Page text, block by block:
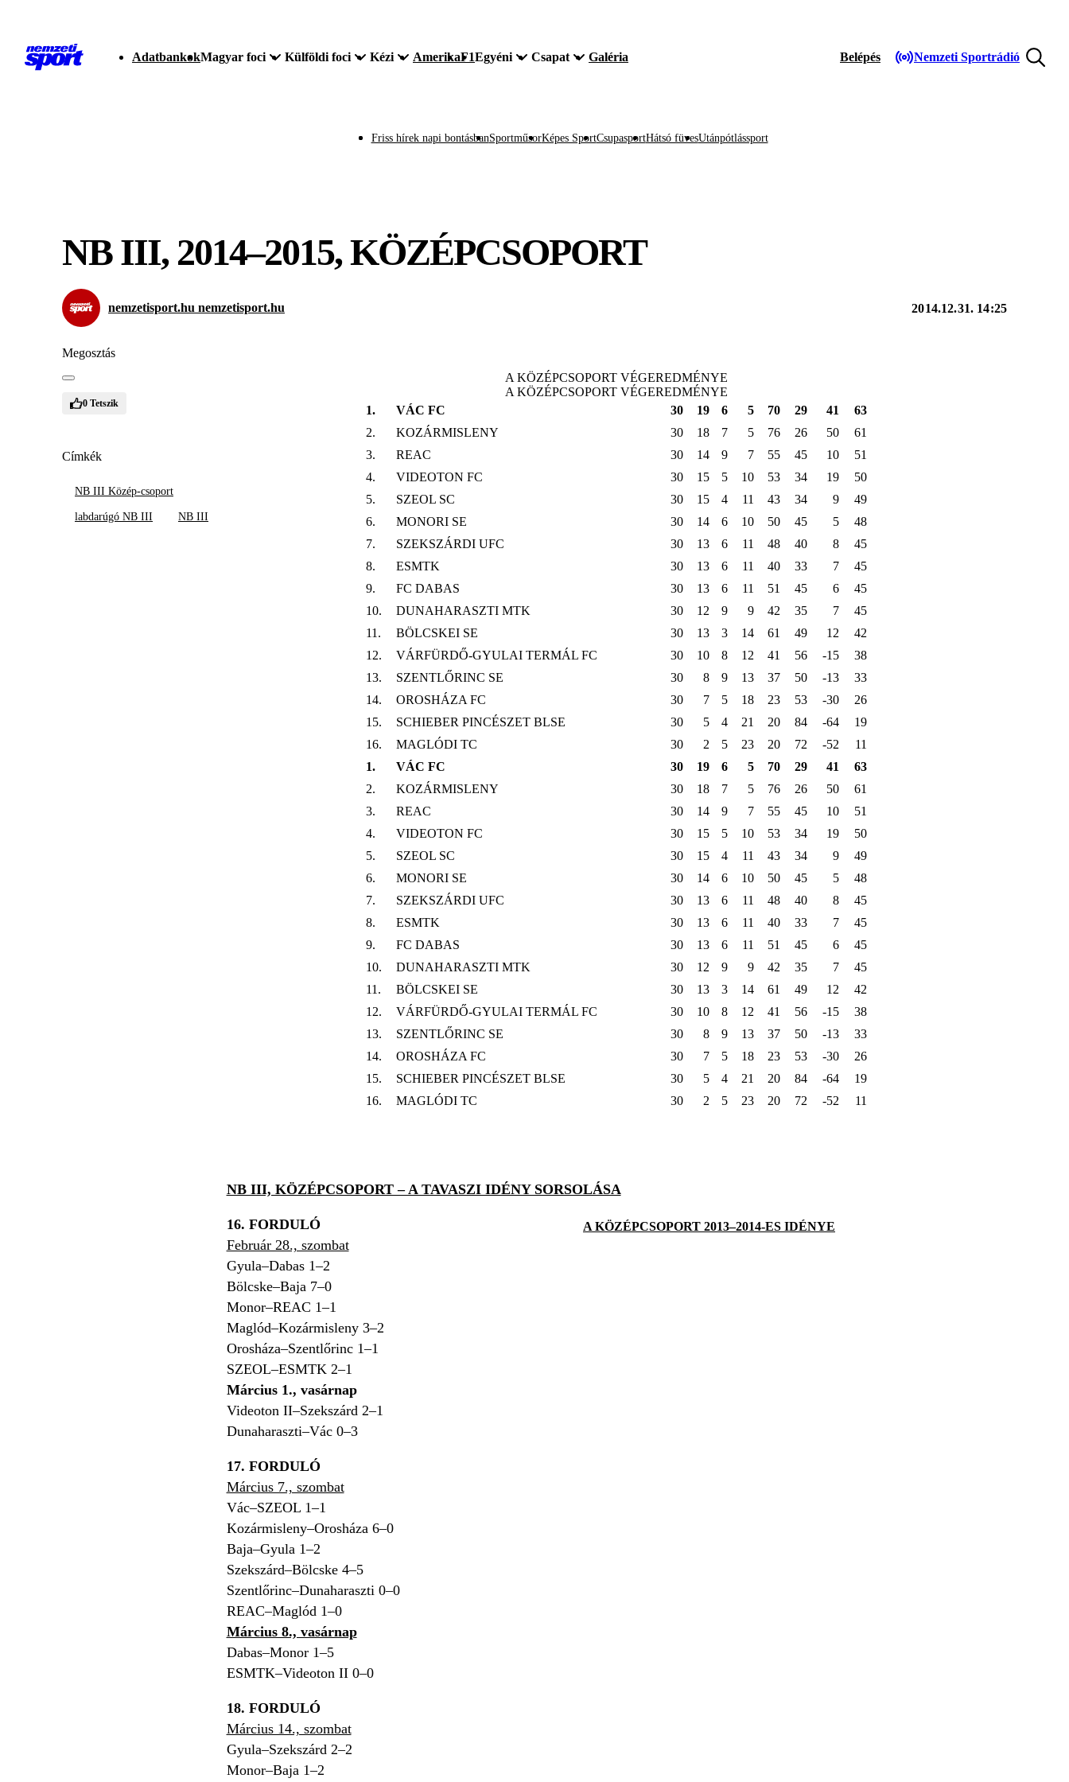
AdatbankokMagyar foci Külföldi foci Kézi AmerikaF1Egyéni Csapat Galéria Belépés Nemzeti Sportrádió
Friss hírek napi bontásbanSportműsorKépes SportCsupasportHátsó füvesUtánpótlássport
NB III, 2014–2015, KÖZÉPCSOPORT
nemzetisport.hu nemzetisport.hu 2014.12.31. 14:25
Megosztás
0 Tetszik
Címkék
NB III Közép-csoport
labdarúgó NB III NB III
A KÖZÉPCSOPORT VÉGEREDMÉNYE
1. VÁC FC 30 19 6 5 70 29 41
63
2.
KOZÁRMISLENY 30 18 7 5 76 26 50
61
3.
REAC 30 14 9 7 55 45 10
51
4.
VIDEOTON FC 30 15 5 10 53 34 19
50
5.
SZEOL SC 30 15 4 11 43 34 9
49
6.
MONORI SE 30 14 6 10 50 45 5
48
7.
SZEKSZÁRDI UFC 30 13 6 11 48 40 8
45
8.
ESMTK 30 13 6 11 40 33 7
45
9.
FC DABAS 30 13 6 11 51 45 6
45
10.
DUNAHARASZTI MTK 30 12 9 9 42 35 7
45
11.
BÖLCSKEI SE 30 13 3 14 61 49 12
42
12.
VÁRFÜRDŐ-GYULAI TERMÁL FC 30 10 8 12 41 56 -15
38
13.
SZENTLŐRINC SE 30 8 9 13 37 50 -13
33
14.
OROSHÁZA FC 30 7 5 18 23 53 -30
26
15.
SCHIEBER PINCÉSZET BLSE 30 5 4 21 20 84 -64
19
16.
MAGLÓDI TC 30 2 5 23 20 72 -52 11
A KÖZÉPCSOPORT VÉGEREDMÉNYE
1. VÁC FC 30 19 6 5 70 29 41
63
2.
KOZÁRMISLENY 30 18 7 5 76 26 50
61
3.
REAC 30 14 9 7 55 45 10
51
4.
VIDEOTON FC 30 15 5 10 53 34 19
50
5.
SZEOL SC 30 15 4 11 43 34 9
49
6.
MONORI SE 30 14 6 10 50 45 5
48
7.
SZEKSZÁRDI UFC 30 13 6 11 48 40 8
45
8.
ESMTK 30 13 6 11 40 33 7
45
9.
FC DABAS 30 13 6 11 51 45 6
45
10.
DUNAHARASZTI MTK 30 12 9 9 42 35 7
45
11.
BÖLCSKEI SE 30 13 3 14 61 49 12
42
12.
VÁRFÜRDŐ-GYULAI TERMÁL FC 30 10 8 12 41 56 -15
38
13.
SZENTLŐRINC SE 30 8 9 13 37 50 -13
33
14.
OROSHÁZA FC 30 7 5 18 23 53 -30
26
15.
SCHIEBER PINCÉSZET BLSE 30 5 4 21 20 84 -64
19
16.
MAGLÓDI TC 30 2 5 23 20 72 -52 11
NB III, KÖZÉPCSOPORT – A TAVASZI IDÉNY SORSOLÁSA
A KÖZÉPCSOPORT 2013–2014-ES IDÉNYE
16. FORDULÓ
Február 28., szombat
Gyula–Dabas 1–2
Bölcske–Baja 7–0
Monor–REAC 1–1
Maglód–Kozármisleny 3–2
Orosháza–Szentlőrinc 1–1
SZEOL–ESMTK 2–1
Március 1., vasárnap
Videoton II–Szekszárd 2–1
Dunaharaszti–Vác 0–3
17. FORDULÓ
Március 7., szombat
Vác–SZEOL 1–1
Kozármisleny–Orosháza 6–0
Baja–Gyula 1–2
Szekszárd–Bölcske 4–5
Szentlőrinc–Dunaharaszti 0–0
REAC–Maglód 1–0
Március 8., vasárnap
Dabas–Monor 1–5
ESMTK–Videoton II 0–0
18. FORDULÓ
Március 14., szombat
Gyula–Szekszárd 2–2
Monor–Baja 1–2